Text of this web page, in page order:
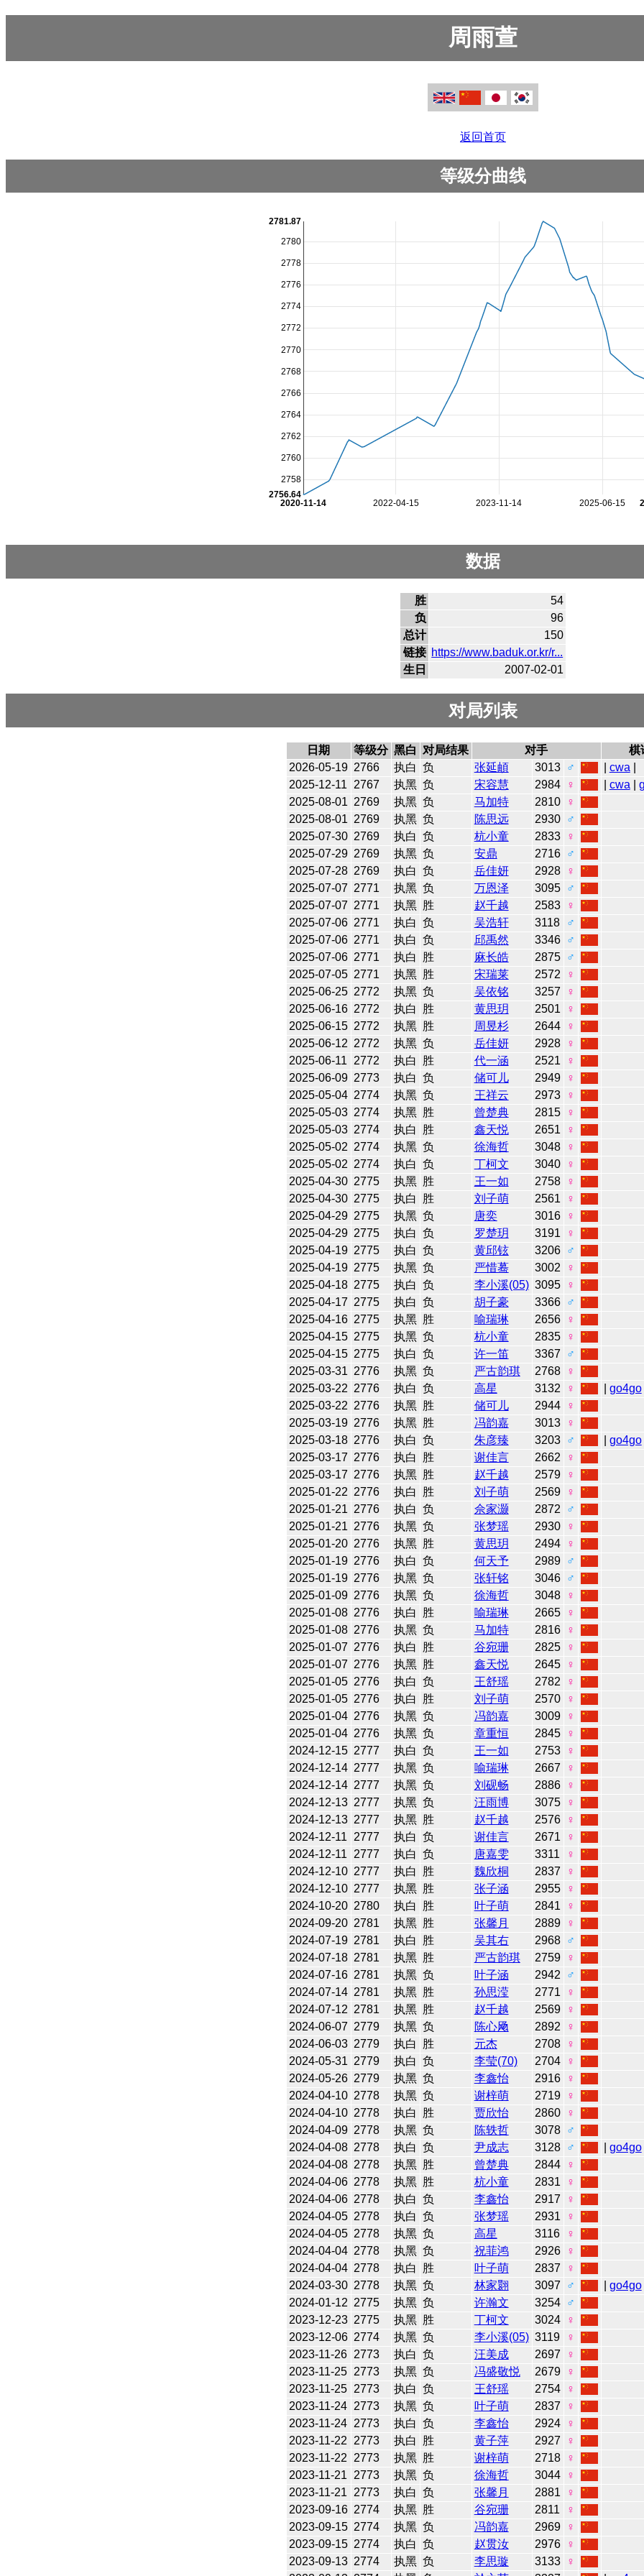
周雨萱
返回首页
等级分曲线
2022-04-15 2023-11-14 2025-06-15
2020-11-14
2758
2760
2762
2764
2766
2768
2770
2772
2774
2776
2778
2780
2756.64
2781.87
数据
胜
54
负
96
总计
150
链接 https://www.baduk.or.kr/r...
生日
2007-02-01
对局列表
日期 等级分 黑白 对局结果 对手
棋
2026-05-19 2766 执白 负 张延頔 3013 ♂ cwa
2025-12-11
2767 执黑 负 宋容慧 2984 ♀ cwa
2025-08-01 2769 执黑 负 马加特 2810
♀
2025-08-01 2769 执黑 负 陈思远 2930
♂
2025-07-30 2769 执白 负 杭小童 2833
♀
2025-07-29 2769 执黑 负 安鼎 2716
♂
2025-07-28 2769 执白 负 岳佳妍 2928
♀
2025-07-07 2771 执黑 负 万恩泽 3095
♂
2025-07-07 2771 执黑 胜 赵千越 2583
♀
2025-07-06 2771 执白 负 吴浩轩 3118
♂
2025-07-06 2771 执白 负 邱禹然 3346
♂
2025-07-06 2771 执白 胜 麻长皓 2875
♂
2025-07-05 2771 执黑 胜 宋瑞莱 2572
♀
2025-06-25 2772 执黑 负 吴依铭 3257
♀
2025-06-16 2772 执白 胜 黄思玥 2501
♀
2025-06-15 2772 执黑 胜 周昱杉 2644
♀
2025-06-12 2772 执黑 负 岳佳妍 2928
♀
2025-06-11
2772 执白 胜 代一涵 2521
♀
2025-06-09 2773 执白 负 储可儿 2949
♀
2025-05-04 2774 执黑 负 王祥云 2973
♀
2025-05-03 2774 执黑 胜 曾楚典 2815
♀
2025-05-03 2774 执白 胜 鑫天悦 2651
♀
2025-05-02 2774 执黑 负 徐海哲 3048
♀
2025-05-02 2774 执白 负 丁柯文 3040
♀
2025-04-30 2775 执黑 胜 王一如 2758
♀
2025-04-30 2775 执白 胜 刘子萌 2561
♀
2025-04-29 2775 执黑 负 唐奕 3016
♀
2025-04-29 2775 执白 负 罗楚玥 3191
♀
2025-04-19 2775 执白 负 黄邱铉 3206
♂
2025-04-19 2775 执黑 负 严惜蓦 3002
♀
2025-04-18 2775 执白 负 李小溪(05) 3095
♀
2025-04-17 2775 执白 负 胡子豪 3366
♂
2025-04-16 2775 执黑 胜 喻瑞琳 2656
♀
2025-04-15 2775 执黑 负 杭小童 2835
♀
2025-04-15 2775 执白 负 许一笛 3367
♂
2025-03-31 2776 执黑 负 严古韵琪 2768
♀
2025-03-22 2776 执白 负 高星 3132 ♀ go4go|
2025-03-22 2776 执黑 胜 储可儿 2944
♀
2025-03-19 2776 执黑 胜 冯韵嘉 3013
♀
2025-03-18 2776 执白 负 朱彦臻 3203 ♂ go4go|
2025-03-17 2776 执白 胜 谢佳言 2662
♀
2025-03-17 2776 执黑 胜 赵千越 2579
♀
2025-01-22 2776 执白 胜 刘子萌 2569
♀
2025-01-21 2776 执白 负 佘家灏 2872
♂
2025-01-21 2776 执黑 负 张梦瑶 2930
♀
2025-01-20 2776 执黑 胜 黄思玥 2494
♀
2025-01-19 2776 执白 负 何天予 2989
♂
2025-01-19 2776 执黑 负 张轩铭 3046
♂
2025-01-09 2776 执黑 负 徐海哲 3048
♀
2025-01-08 2776 执白 胜 喻瑞琳 2665
♀
2025-01-08 2776 执黑 负 马加特 2816
♀
2025-01-07 2776 执白 胜 谷宛珊 2825
♀
2025-01-07 2776 执黑 胜 鑫天悦 2645
♀
2025-01-05 2776 执白 负 王舒瑶 2782
♀
2025-01-05 2776 执白 胜 刘子萌 2570
♀
2025-01-04 2776 执黑 负 冯韵嘉 3009
♀
2025-01-04 2776 执黑 负 章重恒 2845
♀
2024-12-15 2777 执白 负 王一如 2753
♀
2024-12-14 2777 执黑 负 喻瑞琳 2667
♀
2024-12-14 2777 执黑 负 刘砚畅 2886
♀
2024-12-13 2777 执黑 负 汪雨博 3075
♀
2024-12-13 2777 执黑 胜 赵千越 2576
♀
2024-12-11
2777 执白 负 谢佳言 2671
♀
2024-12-11
2777 执白 负 唐嘉雯 3311
♀
2024-12-10 2777 执白 胜 魏欣桐 2837
♀
2024-12-10 2777 执黑 胜 张子涵 2955
♀
2024-10-20 2780 执白 胜 叶子萌 2841
♀
2024-09-20 2781 执黑 胜 张馨月 2889
♀
2024-07-19 2781 执白 胜 吴其右 2968
♂
2024-07-18 2781 执黑 胜 严古韵琪 2759
♀
2024-07-16 2781 执黑 负 叶子涵 2942
♂
2024-07-14 2781 执黑 胜 孙思滢 2771
♀
2024-07-12 2781 执黑 胜 赵千越 2569
♀
2024-06-07 2779 执黑 负 陈心飏 2892
♀
2024-06-03 2779 执白 胜 元杰 2708
♀
2024-05-31 2779 执白 负 李莹(70) 2704
♀
2024-05-26 2779 执黑 负 李鑫怡 2916
♀
2024-04-10 2778 执黑 负 谢梓萌 2719
♀
2024-04-10 2778 执白 胜 贾欣怡 2860
♀
2024-04-09 2778 执黑 负 陈轶哲 3078
♂
2024-04-08 2778 执白 负 尹成志 3128 ♂ go4go|
2024-04-08 2778 执黑 胜 曾楚典 2844
♀
2024-04-06 2778 执黑 胜 杭小童 2831
♀
2024-04-06 2778 执白 负 李鑫怡 2917
♀
2024-04-05 2778 执白 负 张梦瑶 2931
♀
2024-04-05 2778 执黑 负 高星 3116
♀
2024-04-04 2778 执黑 负 祝菲鸿 2926
♀
2024-04-04 2778 执白 胜 叶子萌 2837
♀
2024-03-30 2778 执黑 负 林家翾 3097 ♂ go4go|
2024-01-12 2775 执黑 负 许瀚文 3254
♂
2023-12-23 2775 执黑 胜 丁柯文 3024
♀
2023-12-06 2774 执黑 负 李小溪(05) 3119
♀
2023-11-26
2773 执白 负 汪美成 2697
♀
2023-11-25
2773 执黑 负 冯盛敬悦 2679
♀
2023-11-25
2773 执白 负 王舒瑶 2754
♀
2023-11-24
2773 执黑 负 叶子萌 2837
♀
2023-11-24
2773 执白 负 李鑫怡 2924
♀
2023-11-22
2773 执白 胜 黄子萍 2927
♀
2023-11-22
2773 执黑 胜 谢梓萌 2718
♀
2023-11-21
2773 执黑 负 徐海哲 3044
♀
2023-11-21
2773 执白 负 张馨月 2881
♀
2023-09-16 2774 执黑 胜 谷宛珊 2811
♀
2023-09-15 2774 执黑 负 冯韵嘉 2969
♀
2023-09-15 2774 执白 负 赵贯汝 2976
♀
2023-09-13 2774 执黑 负 李思璇 3133
♀